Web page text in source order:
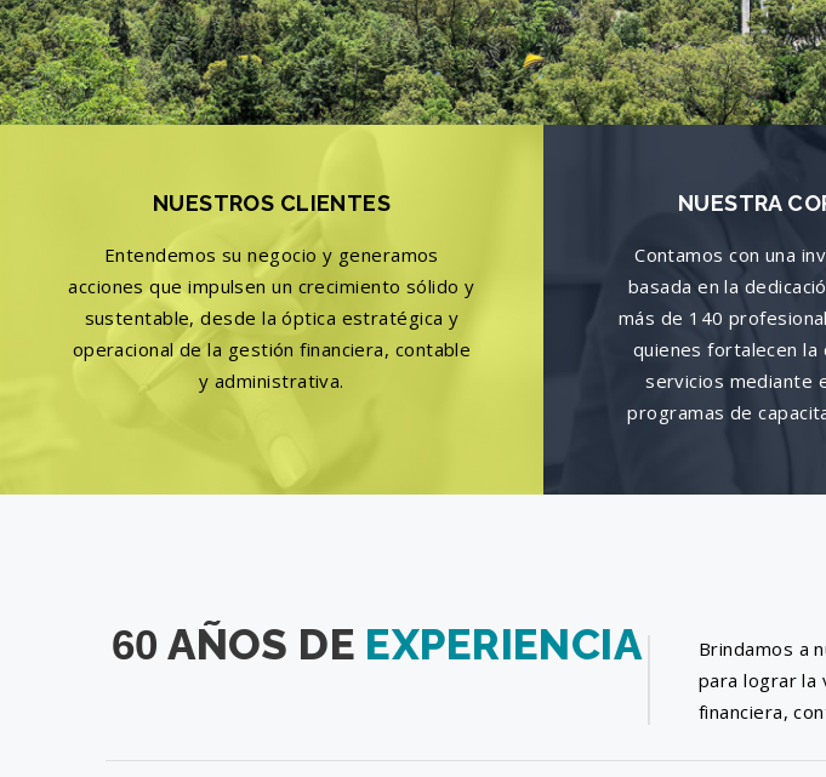
NUESTROS CLIENTES
Entendemos su negocio y generamos
acciones que impulsen un crecimiento sólido y
sustentable, desde la óptica estratégica y
operacional de la gestión financiera, contable
y administrativa.
NUESTRA
Contamos con una
basada en la
más de 140
quienes fortalecen la
servicios mediante
programas de
60 AÑOS DE EXPERIENCIA
Brindamos a
para lograr la
financiera,